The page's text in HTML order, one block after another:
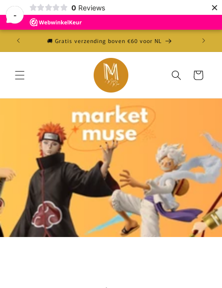
-
0 Reviews ×
naar de
content
🚚 Gratis verzending boven €60 voor NL
Winkelwagen